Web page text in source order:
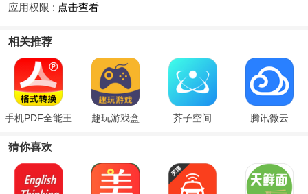
应用权限 : 点击查看
相关推荐
手机PDF全能王 趣玩游戏盒 芥子空间 腾讯微云
猜你喜欢